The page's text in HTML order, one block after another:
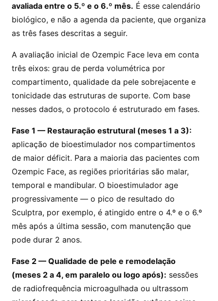
avaliada entre o 5.º e o 6.º mês. É esse calendário
biológico, e não a agenda da paciente, que organiza
as três fases descritas a seguir.
A avaliação inicial de Ozempic Face leva em conta
três eixos: grau de perda volumétrica por
compartimento, qualidade da pele sobrejacente e
tonicidade das estruturas de suporte. Com base
nesses dados, o protocolo é estruturado em fases.
Fase 1 — Restauração estrutural (meses 1 a 3):
aplicação de bioestimulador nos compartimentos
de maior déficit. Para a maioria das pacientes com
Ozempic Face, as regiões prioritárias são malar,
temporal e mandibular. O bioestimulador age
progressivamente — o pico de resultado do
Sculptra, por exemplo, é atingido entre o 4.º e o 6.º
mês após a última sessão, com manutenção que
pode durar 2 anos.
Fase 2 — Qualidade de pele e remodelação
(meses 2 a 4, em paralelo ou logo após): sessões
de radiofrequência microagulhada ou ultrassom